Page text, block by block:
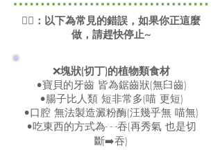
👩‍⚕️ ：以下為常見的錯誤，如果你正這麼
做，請趕快停止~
❌塊狀(切丁)的植物類食材
•寶貝的牙齒 皆為鋸齒狀(無臼齒)
•腸子比人類 短非常多(喵 更短)
•口腔 無法製造澱粉酶(汪幾乎無 喵無)
•吃東西的方式為- - -吞(再秀氣 也是切
斷➡️吞)